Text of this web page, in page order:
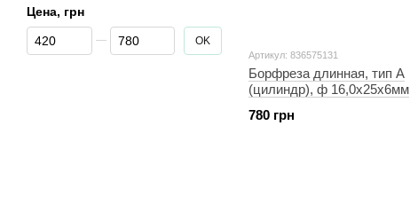
Артикул: 836575131
Борфреза длинная, тип A
(цилиндр), ф 16,0х25х6мм
780 грн
Цена, грн
От Цена, грн
До Цена, грн OK